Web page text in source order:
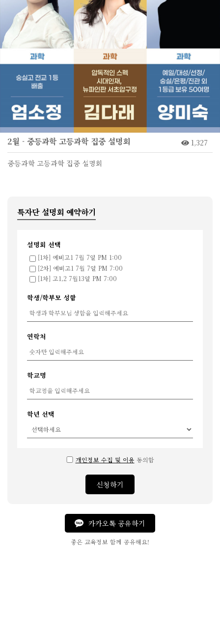
2월 - 중등과학 고등과학 집중 설명회 1,327
중등과학 고등과학 집중 설명회
특자단 설명회 예약하기
설명회 선택
[1차] 예비고1 7월 7일 PM 1:00
[2차] 예비고1 7월 7일 PM 7:00
[1차] 고1,2 7월13일 PM 7:00
학생/학부모 성함
연락처
학교명
학년 선택
개인정보 수집 및 이용 동의함
신청하기
카카오톡 공유하기
좋은 교육정보 함께 공유해요!